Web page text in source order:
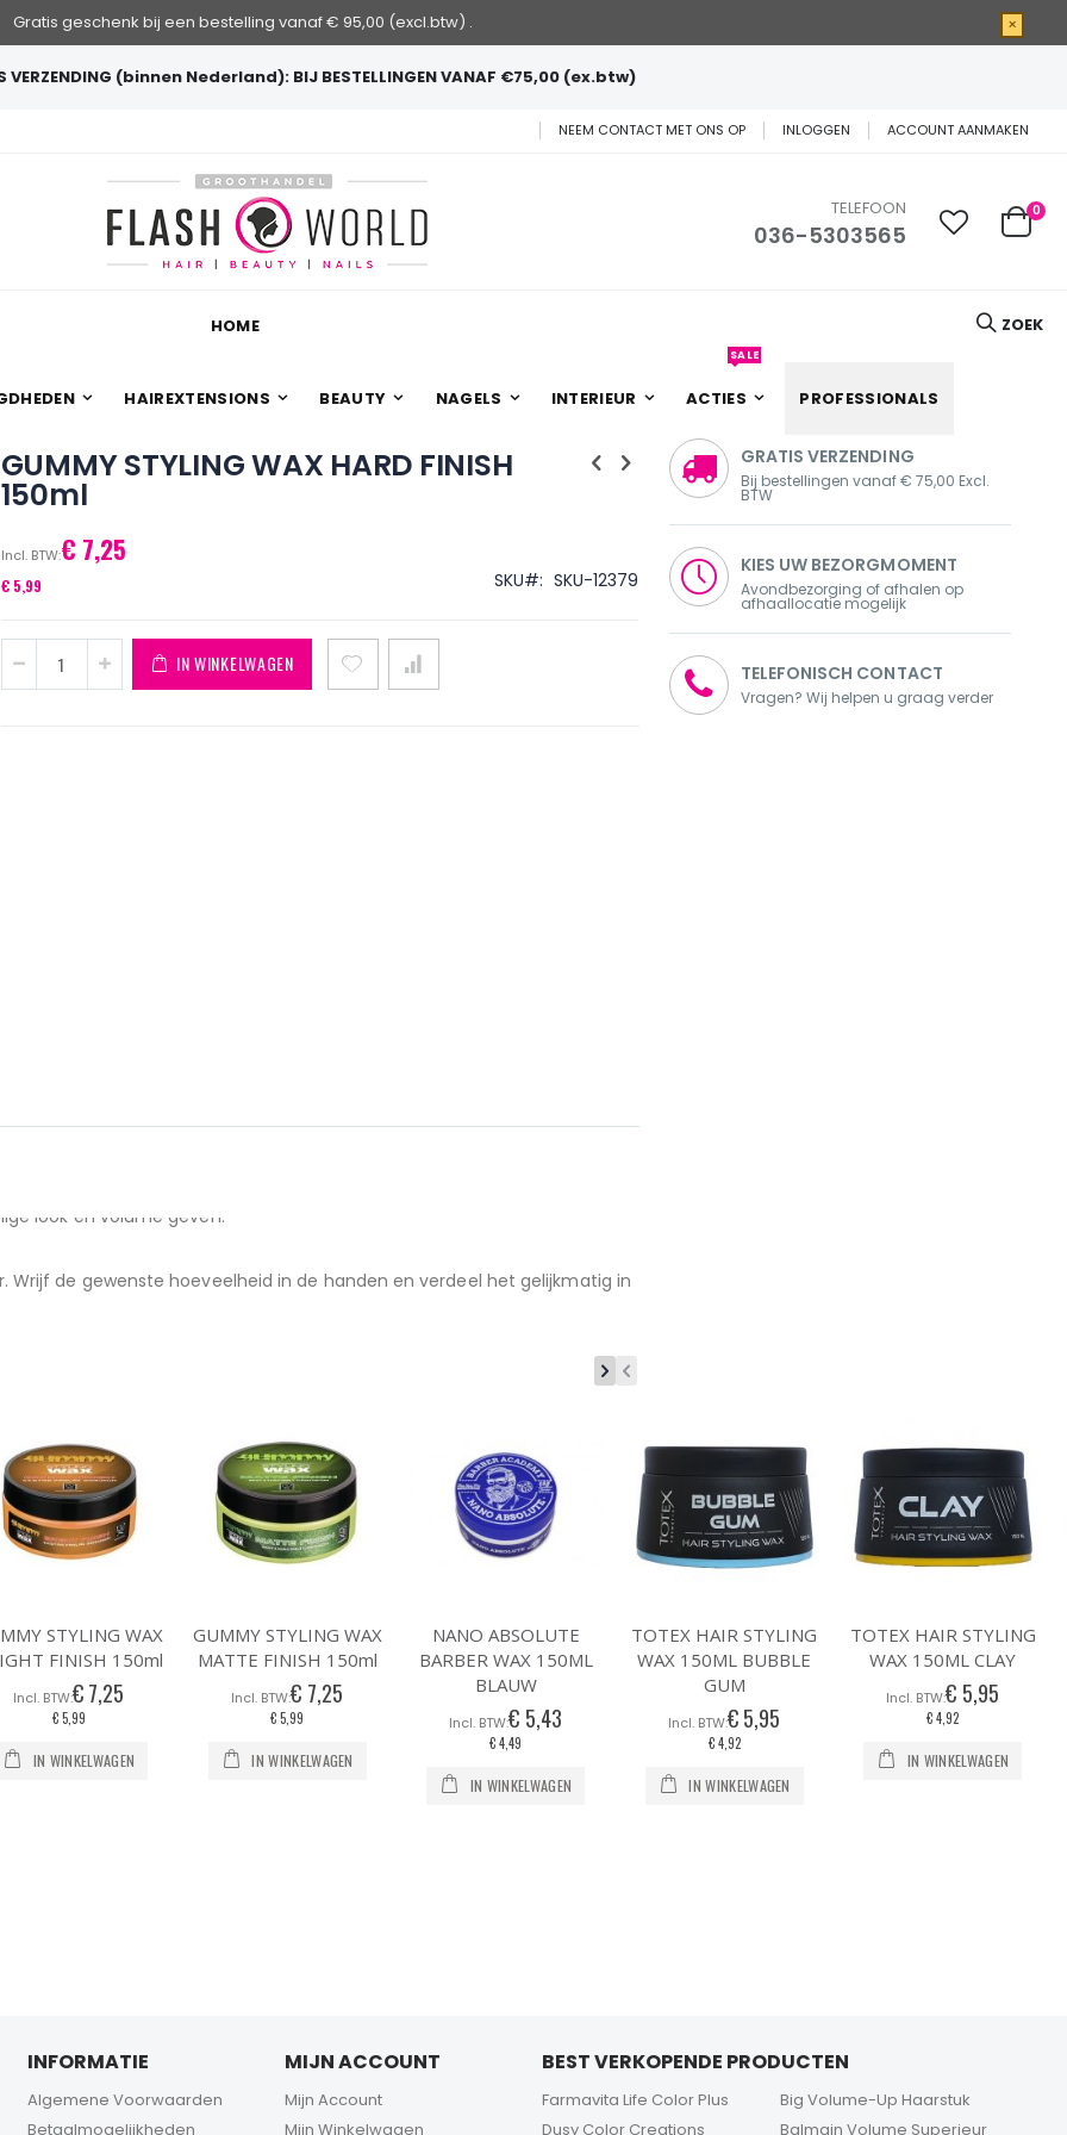
Gratis geschenk bij een bestelling vanaf € 95,00 (excl.btw) . ×
VERZENDING (binnen Nederland): BIJ BESTELLINGEN VANAF €75,00 (ex.btw)
NEEM CONTACT MET ONS OP INLOGGEN ACCOUNT AANMAKEN
TELEFOON
036-5303565
ZOEK
Cart
0
HOME
HAIREXTENSIONS BEAUTY NAGELS INTERIEUR ACTIES
SALE
PROFESSIONALS
GUMMY STYLING WAX HARD FINISH
150ml
€ 7,25
€ 5,99 SKU SKU-12379
IN WINKELWAGEN
uitstraling met matte afwerking en geeft je controle over de
look en volume geven.
de gewenste hoeveelheid in de handen en verdeel het gelijkmatig in
STYLING WAX
FINISH 150ml
€ 7,25
€ 5,99
IN WINKELWAGEN
GUMMY STYLING WAX
MATTE FINISH 150ml
€ 7,25
€ 5,99
IN WINKELWAGEN
NANO ABSOLUTE
BARBER WAX 150ML
BLAUW
€ 5,43
€ 4,49
IN WINKELWAGEN
TOTEX HAIR STYLING
WAX 150ML BUBBLE
GUM
€ 5,95
€ 4,92
IN WINKELWAGEN
TOTEX HAIR STYLING
WAX 150ML CLAY
€ 5,95
€ 4,92
IN WINKELWAGEN
GRATIS VERZENDING
Bij bestellingen vanaf € 75,00 Excl.
BTW
KIES UW BEZORGMOMENT
Avondbezorging of afhalen op
afhaallocatie mogelijk
TELEFONISCH CONTACT
Vragen? Wij helpen u graag verder
INFORMATIE
Algemene Voorwaarden
Betaalmogelijkheden
MIJN ACCOUNT
Mijn Account
Mijn Winkelwagen
BEST VERKOPENDE PRODUCTEN
Farmavita Life Color Plus
Dusy Color Creations
Big Volume-Up Haarstuk
Balmain Volume Superieur